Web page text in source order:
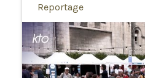
Reportage